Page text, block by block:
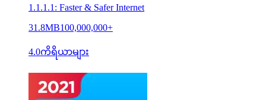
1.1.1.1: Faster & Safer Internet
31.8MB100,000,000+
4.0ကိရိယာများ